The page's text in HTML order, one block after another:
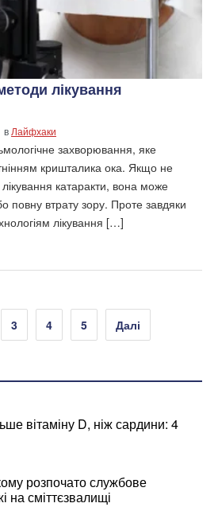
лікування
в Лайфхаки
захворювання, яке
кришталика ока. Якщо не
катаракти, вона може
повну втрату зору. Проте завдяки
лікування […]
3 4 5 Далі
вітаміну D, ніж сардини: 4
розпочато службове
на сміттєзвалищі